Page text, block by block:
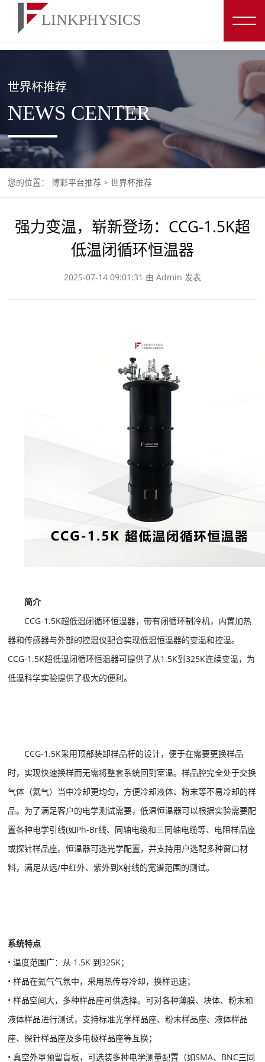
博彩平台推荐
世界杯推荐
NEWS CENTER
您的位置：博彩平台推荐 >世界杯推荐
强力变温，崭新登场：CCG-1.5K超
低温闭循环恒温器
2025-07-14 09:01:31 由 Admin 发表
简介
CCG-1.5K超低温闭循环恒温器，带有闭循环制冷机，内置加热
器和传感器与外部的控温仪配合实现低温恒温器的变温和控温。
CCG-1.5K超低温闭循环恒温器可提供了从1.5K到325K连续变温，为
低温科学实验提供了极大的便利。
CCG-1.5K采用顶部装卸样品杆的设计，便于在需要更换样品
时，实现快速换样而无需将整套系统回到室温。样品腔完全处于交换
气体（氦气）当中冷却更均匀，方便冷却液体、粉末等不易冷却的样
品。为了满足客户的电学测试需要，低温恒温器可以根据实验需要配
置各种电学引线(如Ph-Br线、同轴电缆和三同轴电缆等、电阻样品座
或探针样品座。恒温器可选光学配置，并支持用户选配多种窗口材
料，满足从远/中红外、紫外到X射线的宽谱范围的测试。
系统特点
• 温度范围广：从 1.5K 到325K；
• 样品在氦气气氛中，采用热传导冷却，换样迅速；
• 样品空间大，多种样品座可供选择。可对各种薄膜、块体、粉末和
液体样品进行测试，支持标准光学样品座、粉末样品座、液体样品
座、探针样品座及多电极样品座等互换；
• 真空外罩预留盲板，可选装多种电学测量配置（如SMA、BNC三同